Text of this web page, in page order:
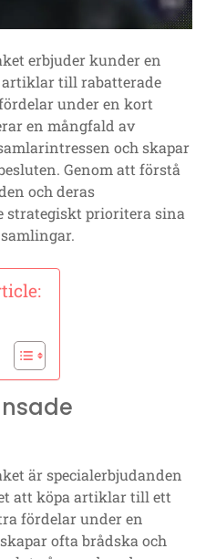
erbjuder kunder en
till rabatterade
under en kort
en mångfald av
och skapar
Genom att förstå
och deras
strategiskt prioritera sina
är specialerbjudanden
att köpa artiklar till ett
fördelar under en
ofta brådska och